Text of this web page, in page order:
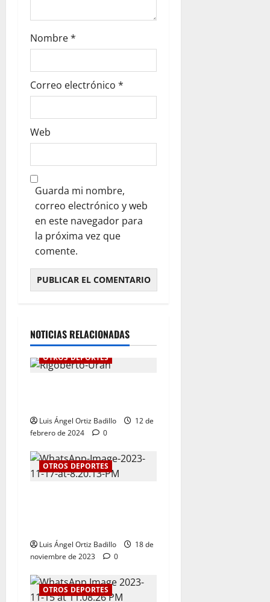
Nombre*
Correo electrónico *
Web
Guarda mi nombre,
correo electrónico y web
en este navegador para
la próxima vez que
comente.
NOTICIAS RELACIONADAS
OTROS DEPORTES
Luis Ángel Ortiz Badillo
12 de
febrero de 2024
0
OTROS DEPORTES
Luis Ángel Ortiz Badillo
18 de
noviembre de 2023
0
OTROS DEPORTES